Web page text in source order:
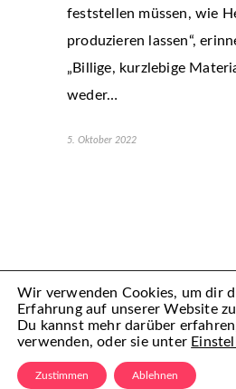
feststellen müssen, wie
produzieren lassen“,
„Billige, kurzlebige
weder…
5. Oktober 2022
(C) Mamiful 2022 – All Rechte
Wir verwenden Cookies, um dir
Erfahrung auf unserer Website
Du kannst mehr darüber
verwenden, oder sie unter
Zustimmen Ablehnen